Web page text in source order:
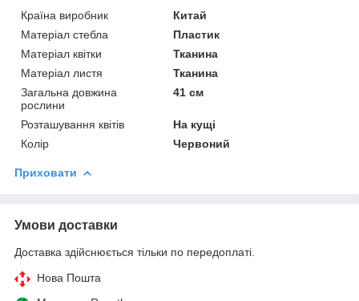
Країна виробник
Китай
Матеріал стебла
Пластик
Матеріал квітки
Тканина
Матеріал листя
Тканина
Загальна довжина
рослини
41 см
Розташування квітів
На кущі
Колір
Червоний
Приховати
Умови доставки
Доставка здійснюється тільки по передоплаті.
Нова Пошта